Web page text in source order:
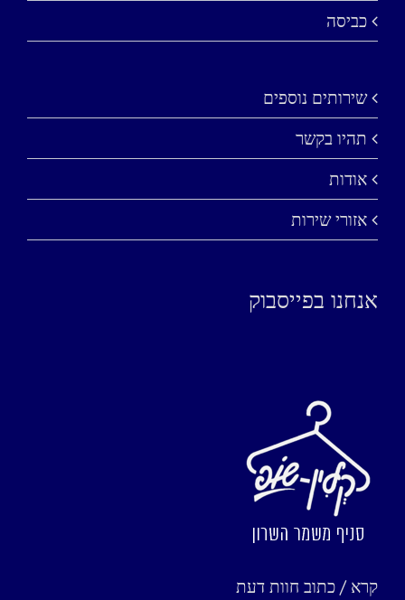
כביסה
שירותים נוספים
תהיו בקשר
אודות
אזורי שירות
אנחנו בפייסבוק
קרא / כתוב חוות דעת